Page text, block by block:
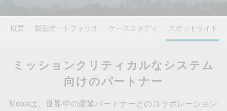
問い合わせ
Moxa
概要 製品ポートフォリオ ケーススタディ スポットライト
ミッションクリティカルなシステム
向けのパートナー
Moxaは、世界中の産業パートナーとのコラボレーション